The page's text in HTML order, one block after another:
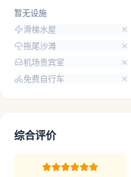
暂无设施
滑梯水屋
拖尾沙滩
机场贵宾室
免费自行车
综合评价